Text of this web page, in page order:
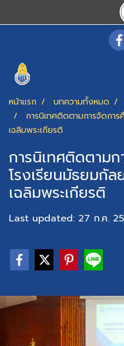
หน้าแรก บทความทั้งหมด
การนิเทศติดตามการจัดกา
เฉลิมพระเกียรติ
การนิเทศติดตาม
โรงเรียนมัธยมกั
เฉลิมพระเกียรติ
Last updated: 27 ก.ค.